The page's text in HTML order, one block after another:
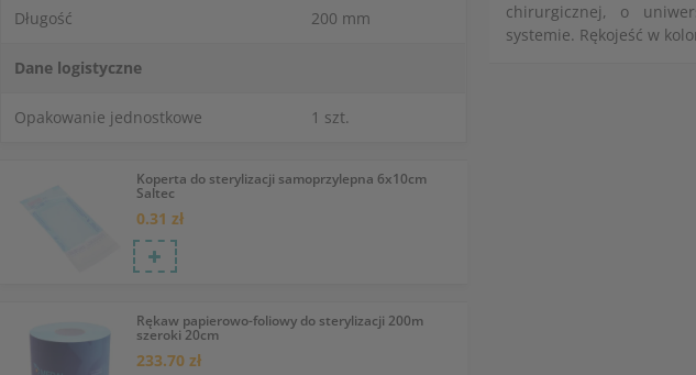
Koperta do sterylizacji samoprzylepna 6x10cm
Saltec
0.31 zł
Rękaw papierowo-foliowy do sterylizacji 200m
szeroki 20cm
233.70 zł
Długość 200 mm
Dane logistyczne
Opakowanie jednostkowe 1 szt.
chirurgicznej, o
systemie. Rękojeść w